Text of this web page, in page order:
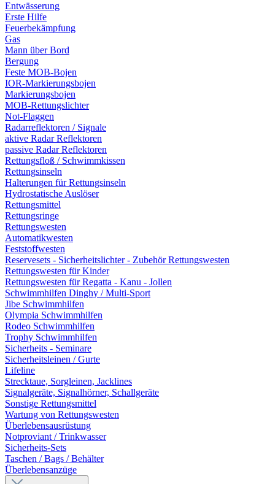
Entwässerung
Erste Hilfe
Feuerbekämpfung
Gas
Mann über Bord
Bergung
Feste MOB-Bojen
IOR-Markierungsbojen
Markierungsbojen
MOB-Rettungslichter
Not-Flaggen
Radarreflektoren / Signale
aktive Radar Reflektoren
passive Radar Reflektoren
Rettungsfloß / Schwimmkissen
Rettungsinseln
Halterungen für Rettungsinseln
Hydrostatische Auslöser
Rettungsmittel
Rettungsringe
Rettungswesten
Automatikwesten
Feststoffwesten
Reservesets - Sicherheitslichter - Zubehör Rettungswesten
Rettungswesten für Kinder
Rettungswesten für Regatta - Kanu - Jollen
Schwimmhilfen Dinghy / Multi-Sport
Jibe Schwimmhilfen
Olympia Schwimmhilfen
Rodeo Schwimmhilfen
Trophy Schwimmhilfen
Sicherheits - Seminare
Sicherheitsleinen / Gurte
Lifeline
Strecktaue, Sorgleinen, Jacklines
Signalgeräte, Signalhörner, Schallgeräte
Sonstige Rettungsmittel
Wartung von Rettungswesten
Überlebensausrüstung
Notproviant / Trinkwasser
Sicherheits-Sets
Taschen / Bags / Behälter
Überlebensanzüge